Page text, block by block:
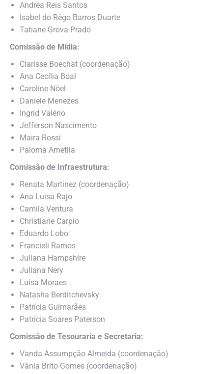
⁠Andréa Reis Santos
Isabel do Rêgo Barros Duarte
Tatiane Grova Prado
Comissão de Mídia:
Clarisse Boechat (coordenação)
Ana Cecília Boal
Caroline Nöel
Daniele Menezes
Ingrid Valério
Jefferson Nascimento
Maira Rossi
Paloma Ametlla
Comissão de Infraestrutura:
Renata Martinez (coordenação)
Ana Luisa Rajo
Camila Ventura
Christiane Carpio
Eduardo Lobo
Francieli Ramos
Juliana Hampshire
Juliana Nery
Luisa Moraes
Natasha Berditchevsky
Patrícia Guimarães
Patrícia Soares Paterson
Comissão de Tesouraria e Secretaria:
⁠Vanda Assumpção Almeida (coordenação)
⁠Vânia Brito Gomes (coordenação)